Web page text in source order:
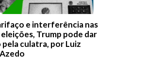
e interferência nas
eleições, Trump pode dar
culatra, por Luiz